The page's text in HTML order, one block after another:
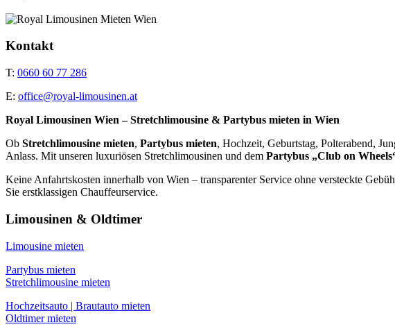
Kontakt
T: 0660 60 77 286
E: office@royal-limousinen.at
Royal Limousinen Wien – Stretchlimousine & Partybus mieten in Wien
Ob Stretchlimousine mieten, Partybus mieten, Hochzeit, Geburtstag, Polterabend,
Anlass. Mit unseren luxuriösen Stretchlimousinen und dem Partybus „Club on
Keine Anfahrtskosten innerhalb von Wien – transparenter Service ohne versteckte
Sie erstklassigen Chauffeurservice.
Limousinen & Oldtimer
Limousine mieten
Partybus mieten
Stretchlimousine mieten
Hochzeitsauto | Brautauto mieten
Oldtimer mieten